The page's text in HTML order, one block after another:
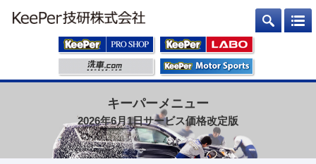
キーパーメニュー
2026年6月1日サービス価格改定版